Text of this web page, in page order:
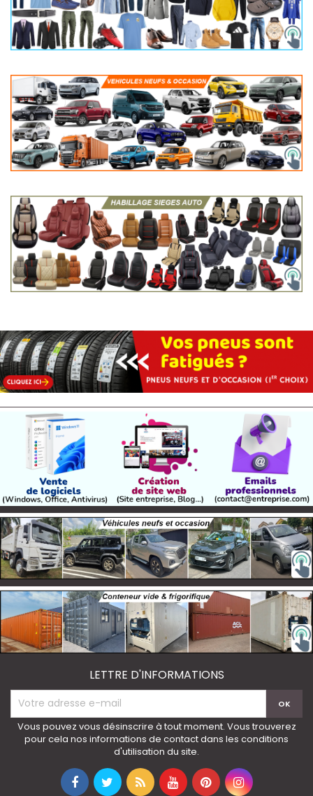
LETTRE D'INFORMATIONS
Vous pouvez vous désinscrire à tout moment. Vous trouverez
pour cela nos informations de contact dans les conditions
d'utilisation du site.